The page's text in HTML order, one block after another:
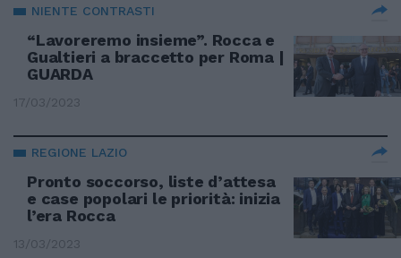
NIENTE CONTRASTI
“Lavoreremo insieme”. Rocca e
Gualtieri a braccetto per Roma |
GUARDA
17/03/2023
REGIONE LAZIO
Pronto soccorso, liste d’attesa
e case popolari le priorità: inizia
l’era Rocca
13/03/2023